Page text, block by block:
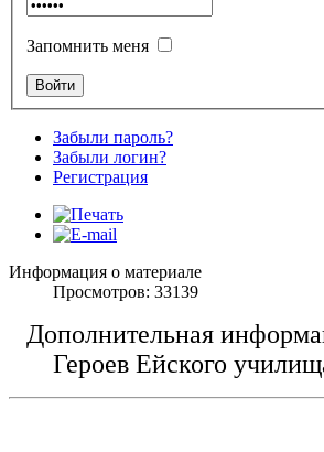
Запомнить меня
Забыли пароль?
Забыли логин?
Регистрация
Информация о материале
Просмотров: 33139
Дополнительная
Героев Ейского